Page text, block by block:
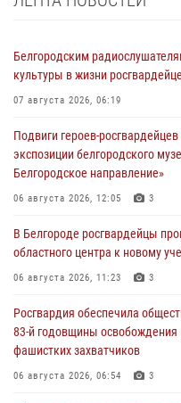
Белгородским
культуры в жизни
07 августа 2026, 06:19
Подвиги
экспозиции белгородского
Белгородское направление»
06 августа 2026, 12:05 3
В Белгороде росгвардейцы
областного центра к новому
06 августа 2026, 11:23 3
Росгвардия обеспечила
83-й годовщины освобождения
фашистких захватчиков
06 августа 2026, 06:54 3